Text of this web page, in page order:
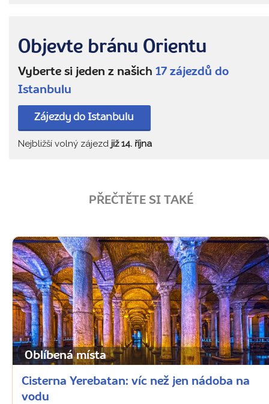
Objevte bránu Orientu
Vyberte si jeden z našich 17 zájezdů do
Istanbulu
Zájezdy do Istanbulu
Nejbližší volný zájezd již 14. října
PŘEČTĚTE SI TAKÉ
Oblíbená místa
Cisterna Yerebatan: víc než jen nádoba na
vodu